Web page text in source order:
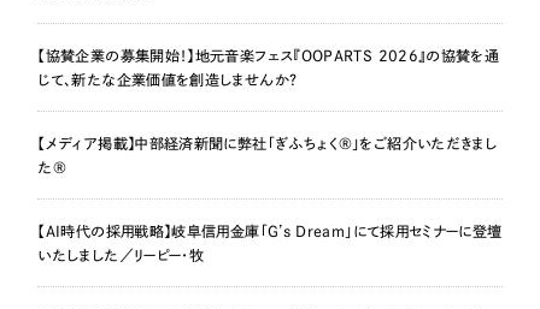
【協賛企業の募集開始！】地元音楽フェス『OOPARTS 2026』の協賛を通
じて、新たな企業価値を創造しませんか？
【メディア掲載】中部経済新聞に弊社「ぎふちょく®」をご紹介いただきまし
た®
【AI時代の採用戦略】岐阜信用金庫「G’s Dream」にて採用セミナーに登壇
いたしました／リーピー・牧